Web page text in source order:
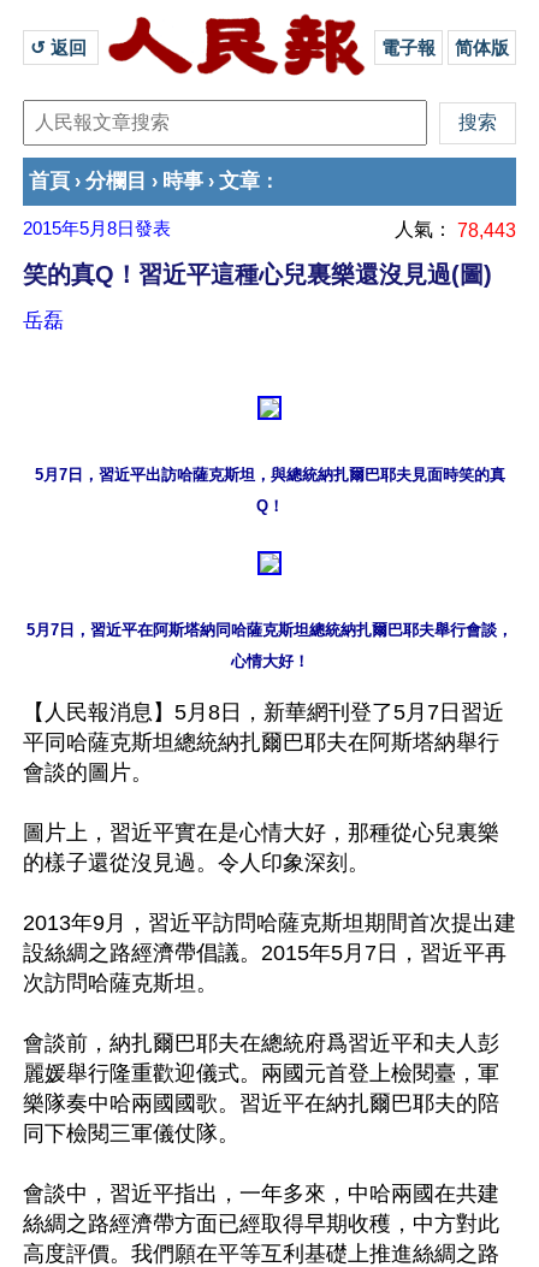
↺ 返回 電子報 简体版
首頁 › 分欄目 › 時事 › 文章 ：
2015年5月8日發表 人氣： 78,443
笑的真Q！習近平這種心兒裏樂還沒見過(圖)
岳磊
5月7日，習近平出訪哈薩克斯坦，與總統納扎爾巴耶夫見面時笑的真
Q！
5月7日，習近平在阿斯塔納同哈薩克斯坦總統納扎爾巴耶夫舉行會談，
心情大好！
【人民報消息】5月8日，新華網刊登了5月7日習近
平同哈薩克斯坦總統納扎爾巴耶夫在阿斯塔納舉行
會談的圖片。
圖片上，習近平實在是心情大好，那種從心兒裏樂
的樣子還從沒見過。令人印象深刻。
2013年9月，習近平訪問哈薩克斯坦期間首次提出建
設絲綢之路經濟帶倡議。2015年5月7日，習近平再
次訪問哈薩克斯坦。
會談前，納扎爾巴耶夫在總統府爲習近平和夫人彭
麗媛舉行隆重歡迎儀式。兩國元首登上檢閱臺，軍
樂隊奏中哈兩國國歌。習近平在納扎爾巴耶夫的陪
同下檢閱三軍儀仗隊。
會談中，習近平指出，一年多來，中哈兩國在共建
絲綢之路經濟帶方面已經取得早期收穫，中方對此
高度評價。我們願在平等互利基礎上推進絲綢之路